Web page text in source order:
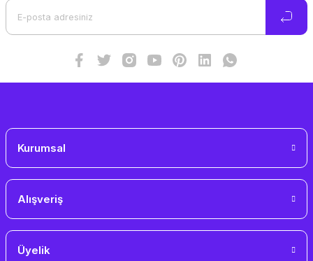
Kurumsal
Alışveriş
Üyelik